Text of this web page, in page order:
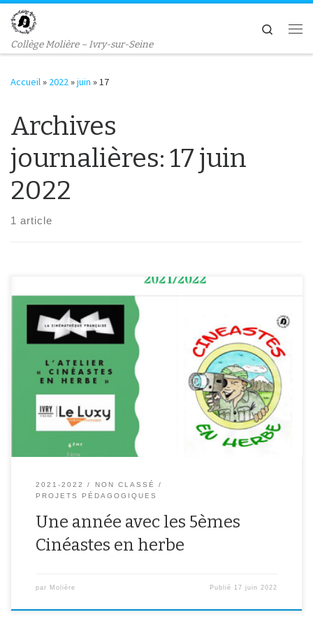
Passer au contenu
Collège Molière – Ivry-sur-Seine
Search
Accueil» 2022»juin »17
Archives
journalières: 17 juin
2022
1 article
Cette année, et pour la première fois, les élèves du collège
Molière ont eu la possibilité de faire partie de l’option « Cinéastes
en herbe ».Pendant un an, deux heures par semaine, ils ont
découvert le monde du cinéma, son histoire et ses techniques.En
partenariat avec la Cinémathèque française et le Luxy […]
2021-2022
NON CLASSÉ
PROJETS PÉDAGOGIQUES
Une année avec les 5èmes
Cinéastes en herbe
par Molière Publié 17 juin 2022